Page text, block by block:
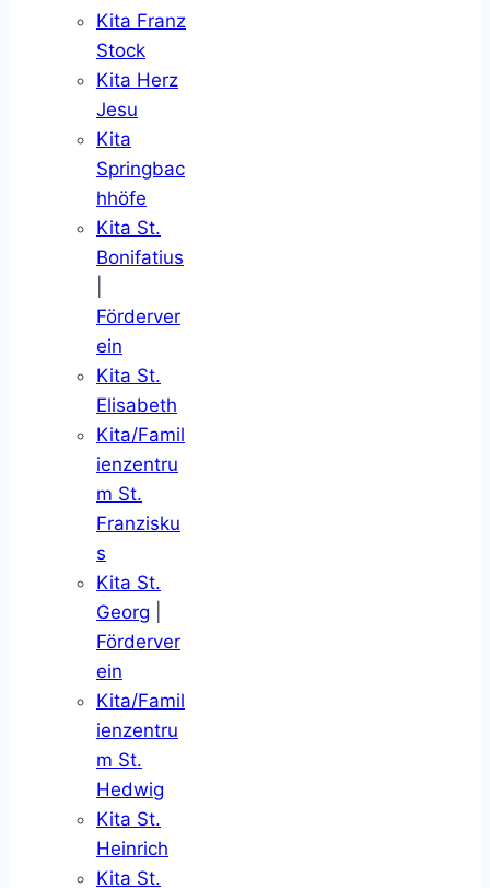
Kita Franz
Stock
Kita Herz
Jesu
Kita
Springbac
hhöfe
Kita St.
Bonifatius
Förderver
ein
Kita St.
Elisabeth
Kita/Famil
ienzentru
m St.
Franzisku
s
Kita St.
Georg
Förderver
ein
Kita/Famil
ienzentru
m St.
Hedwig
Kita St.
Heinrich
Kita St.